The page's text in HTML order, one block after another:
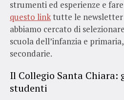
strumenti ed esperienze e
questo linktutte le newsletter
abbiamo cercato di
scuola dell’infanzia e
secondarie.
Il Collegio Santa
studenti